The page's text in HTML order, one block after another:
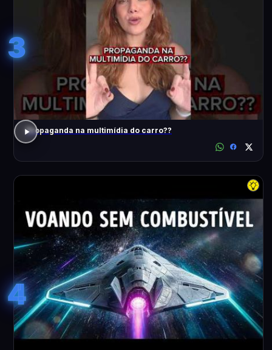
3
Propaganda na multimídia do carro??
4